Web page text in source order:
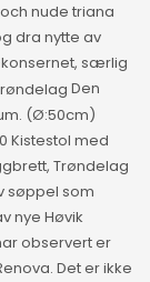
nude triana
dra nytte av
særlig
Den
(Ø:50cm)
Kistestol med
Trøndelag
søppel som
nye Høvik
observert er
Det er ikke